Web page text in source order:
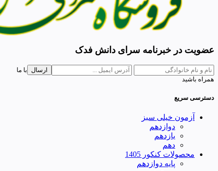
عضویت در خبرنامه سرای دانش فدک
ارسال
با ما
همراه باشید
دسترسی سریع
آزمون خیلی سبز
دوازدهم
یازدهم
دهم
محصولات کنکور 1405
پایه دوازدهم